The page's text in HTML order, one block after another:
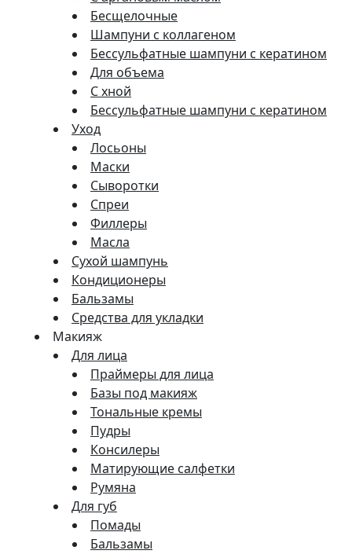
Бесщелочные
Шампуни с коллагеном
Бессульфатные шампуни с кератином
Для объема
С хной
Бессульфатные шампуни с кератином
Уход
Лосьоны
Маски
Сыворотки
Спреи
Филлеры
Масла
Сухой шампунь
Кондиционеры
Бальзамы
Средства для укладки
Макияж
Для лица
Праймеры для лица
Базы под макияж
Тональные кремы
Пудры
Консилеры
Матирующие салфетки
Румяна
Для губ
Помады
Бальзамы